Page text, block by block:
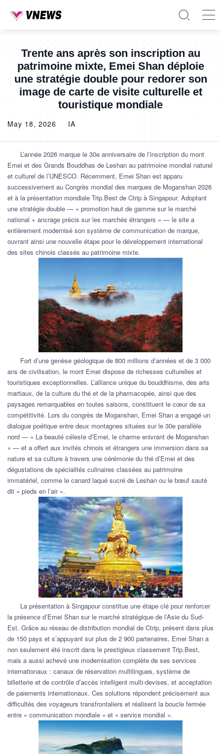
Trente ans après son inscription au
patrimoine mixte, Emei Shan déploie
une stratégie double pour redorer son
image de carte de visite culturelle et
touristique mondiale
May 18, 2026 IA
L’année 2026 marque le 30e anniversaire de l’inscription du mont
Emei et des Grands Bouddhas de Leshan au patrimoine mondial naturel
et culturel de l’UNESCO. Récemment, Emei Shan est apparu
successivement au Congrès mondial des marques de Moganshan 2026
et à la présentation mondiale Trip.Best de Ctrip à Singapour. Adoptant
une stratégie double — « promotion haut de gamme sur le marché
national + ancrage précis sur les marchés étrangers » — le site a
entièrement modernisé son système de communication de marque,
ouvrant ainsi une nouvelle étape pour le développement international
des sites chinois classés au patrimoine mixte.
Fort d’une genèse géologique de 800 millions d’années et de 3 000
ans de civilisation, le mont Emei dispose de richesses culturelles et
touristiques exceptionnelles. L’alliance unique du bouddhisme, des arts
martiaux, de la culture du thé et de la pharmacopée, ainsi que des
paysages remarquables en toutes saisons, constituent le cœur de sa
compétitivité. Lors du congrès de Moganshan, Emei Shan a engagé un
dialogue poétique entre deux montagnes situées sur le 30e parallèle
nord — « La beauté céleste d’Emei, le charme enivrant de Moganshan
» — et a offert aux invités chinois et étrangers une immersion dans sa
nature et sa culture à travers une cérémonie du thé d’Emei et des
dégustations de spécialités culinaires classées au patrimoine
immatériel, comme le canard laqué sucré de Leshan ou le bœuf sauté
dit « pieds en l’air ».
La présentation à Singapour constitue une étape clé pour renforcer
la présence d’Emei Shan sur le marché stratégique de l’Asie du Sud-
Est. Grâce au réseau de distribution mondial de Ctrip, présent dans plus
de 150 pays et s’appuyant sur plus de 2 900 partenaires, Emei Shan a
non seulement été inscrit dans le prestigieux classement Trip.Best,
mais a aussi achevé une modernisation complète de ses services
internationaux : canaux de réservation multilingues, système de
billetterie et de contrôle d’accès intelligent multi-devises, et acceptation
de paiements internationaux. Ces solutions répondent précisément aux
difficultés des voyageurs transfrontaliers et réalisent la boucle fermée
entre « communication mondiale » et « service mondial ».